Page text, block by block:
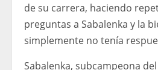
de su carrera, haciendo
preguntas a Sabalenka y la
simplemente no tenía
Sabalenka, subcampeona